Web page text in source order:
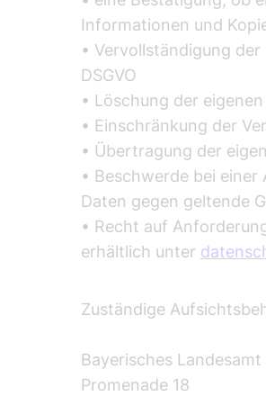
Informationen und
• Vervollständigung
DSGVO
• Löschung der
• Einschränkung der
• Übertragung der
• Beschwerde bei
Daten gegen geltende
• Recht auf
erhältlich unter
Zuständige
Bayerisches
Promenade 18